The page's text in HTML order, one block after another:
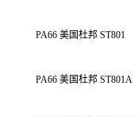
PA66 美国杜邦 ST801
PA66 美国杜邦 ST801A